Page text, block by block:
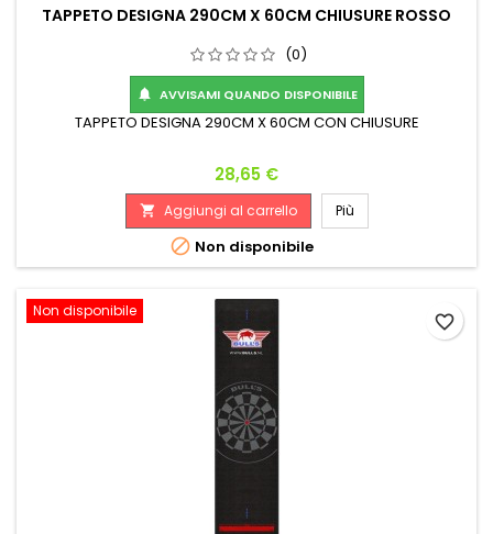
TAPPETO DESIGNA 290CM X 60CM CHIUSURE ROSSO
(0)
 AVVISAMI QUANDO DISPONIBILE
TAPPETO DESIGNA 290CM X 60CM CON CHIUSURE
Prezzo
28,65 €
 Aggiungi al carrello Più
 Non disponibile
Non disponibile
favorite_border